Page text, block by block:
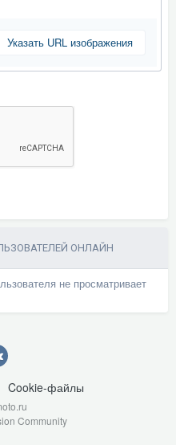
Указать URL изображения
ОНЛАЙН
не просматривает
Cookie-файлы
Community